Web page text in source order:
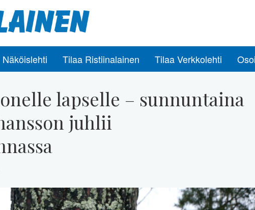
Näköislehti Tilaa Ristiinalainen Tilaa Verkkolehti
lapselle – sunnuntaina
juhlii